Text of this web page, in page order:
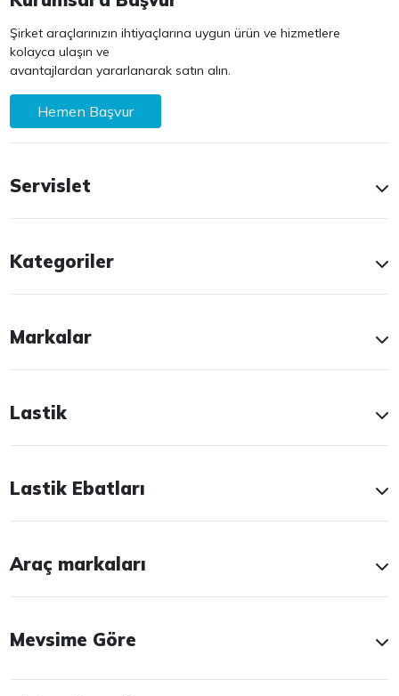
Şirket araçlarınızın ihtiyaçlarına uygun ürün ve hizmetlere
kolayca ulaşın ve
avantajlardan yararlanarak satın alın.
Hemen Başvur
Servislet
Kategoriler
Markalar
Lastik
Lastik Ebatları
Araç markaları
Mevsime Göre